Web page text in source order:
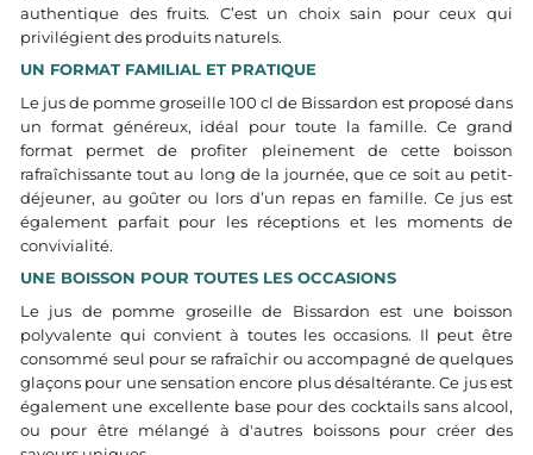
authentique des fruits. C’est un choix sain pour ceux qui
privilégient des produits naturels.
UN FORMAT FAMILIAL ET PRATIQUE
Le jus de pomme groseille 100 cl de Bissardon est proposé dans
un format généreux, idéal pour toute la famille. Ce grand
format permet de profiter pleinement de cette boisson
rafraîchissante tout au long de la journée, que ce soit au petit-
déjeuner, au goûter ou lors d’un repas en famille. Ce jus est
également parfait pour les réceptions et les moments de
convivialité.
UNE BOISSON POUR TOUTES LES OCCASIONS
Le jus de pomme groseille de Bissardon est une boisson
polyvalente qui convient à toutes les occasions. Il peut être
consommé seul pour se rafraîchir ou accompagné de quelques
glaçons pour une sensation encore plus désaltérante. Ce jus est
également une excellente base pour des cocktails sans alcool,
ou pour être mélangé à d'autres boissons pour créer des